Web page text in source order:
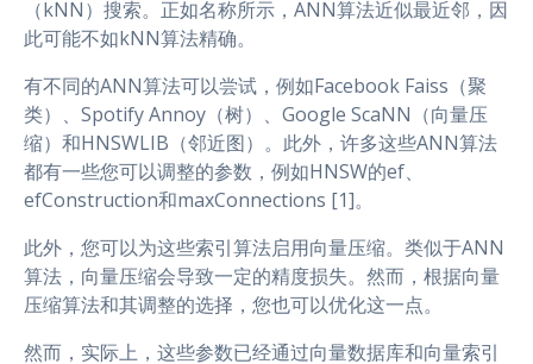
（kNN）搜索。正如名称所示，ANN算法近似最近邻，因
此可能不如kNN算法精确。
有不同的ANN算法可以尝试，例如Facebook Faiss（聚
类）、Spotify Annoy（树）、Google ScaNN（向量压
缩）和HNSWLIB（邻近图）。此外，许多这些ANN算法
都有一些您可以调整的参数，例如HNSW的ef、
efConstruction和maxConnections [1]。
此外，您可以为这些索引算法启用向量压缩。类似于ANN
算法，向量压缩会导致一定的精度损失。然而，根据向量
压缩算法和其调整的选择，您也可以优化这一点。
然而，实际上，这些参数已经通过向量数据库和向量索引